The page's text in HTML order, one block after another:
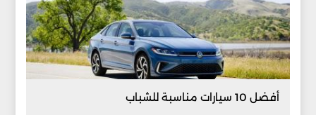
أفضل 10 سيارات مناسبة للشباب